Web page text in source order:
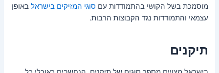
מוסמכת בשל הקושי בהתמודדות עם סוגי המזיקים בישראל באופן
עצמאי והתמודדות נגד הקבוצות הרבות.
תיקנים